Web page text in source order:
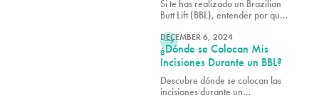
Si te has realizado un Brazilian
Butt Lift (BBL), entender por qué
puede hacer al respecto es
esencial para obtener los
mejores resultados posibles de
DECEMBER 6, 2024
¿Dónde se Colocan Mis
Incisiones Durante un BBL?
Descubre dónde se colocan las
incisiones durante un